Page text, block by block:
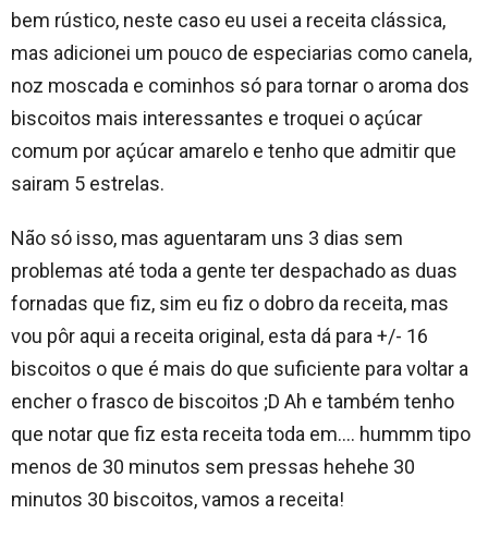
bem rústico, neste caso eu usei a receita clássica,
mas adicionei um pouco de especiarias como canela,
noz moscada e cominhos só para tornar o aroma dos
biscoitos mais interessantes e troquei o açúcar
comum por açúcar amarelo e tenho que admitir que
sairam 5 estrelas.
Não só isso, mas aguentaram uns 3 dias sem
problemas até toda a gente ter despachado as duas
fornadas que fiz, sim eu fiz o dobro da receita, mas
vou pôr aqui a receita original, esta dá para +/- 16
biscoitos o que é mais do que suficiente para voltar a
encher o frasco de biscoitos ;D Ah e também tenho
que notar que fiz esta receita toda em…. hummm tipo
menos de 30 minutos sem pressas hehehe 30
minutos 30 biscoitos, vamos a receita!